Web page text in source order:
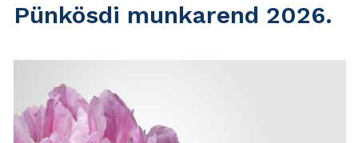
Pünkösdi munkarend 2026.